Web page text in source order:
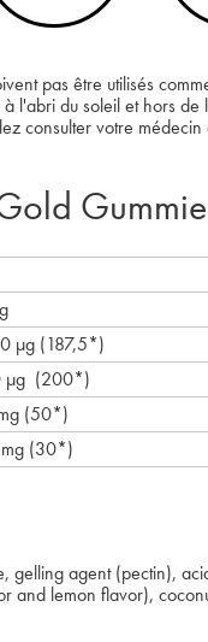
pas être utilisés
l'abri du soleil et hors
consulter votre
µg (187,5*)
µg (200*)
(50*)
(30*)
gelling agent (pectin),
and lemon flavor),